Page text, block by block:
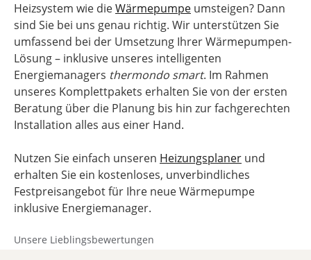
Heizsystem wie dieWärmepumpe umsteigen? Dann
sind Sie bei uns genau richtig. Wir unterstützen Sie
umfassend bei der Umsetzung Ihrer Wärmepumpen-
Lösung – inklusive unseres intelligenten
Energiemanagers thermondo smart. Im Rahmen
unseres Komplettpakets erhalten Sie von der ersten
Beratung über die Planung bis hin zur fachgerechten
Installation alles aus einer Hand.
Nutzen Sie einfach unseren Heizungsplaner und
erhalten Sie ein kostenloses, unverbindliches
Festpreisangebot für Ihre neue Wärmepumpe
inklusive Energiemanager.
Unsere Lieblingsbewertungen